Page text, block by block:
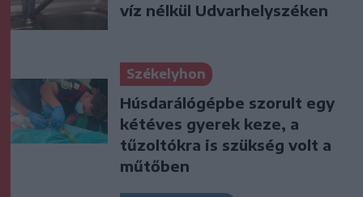
víz nélkül Udvarhelyszéken
Székelyhon
Húsdarálógépbe szorult egy
kétéves gyerek keze, a
tűzoltókra is szükség volt a
műtőben